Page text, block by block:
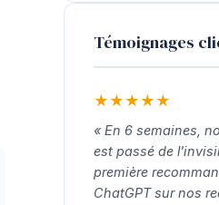
Témoignages
★ ★ ★ ★ ★
« En 6 semaines,
est passé de
première
ChatGPT sur nos